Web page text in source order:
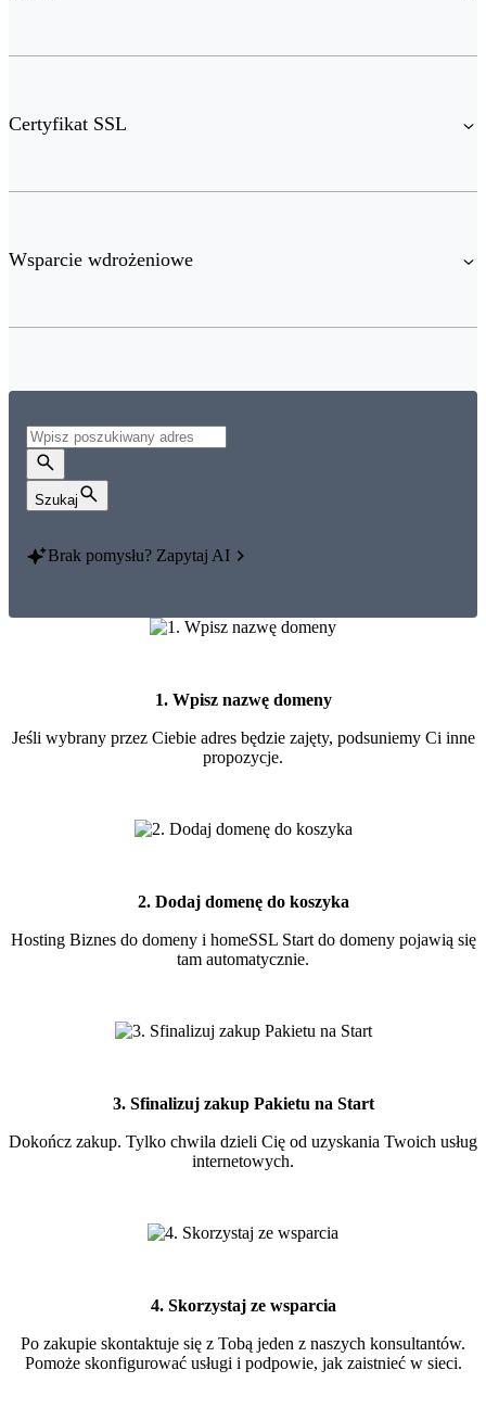
Certyfikat SSL
Wsparcie wdrożeniowe
Szukaj
Brak pomysłu? Zapytaj AI
1. Wpisz nazwę domeny
Jeśli wybrany przez Ciebie adres będzie zajęty, podsuniemy Ci inne
propozycje.
2. Dodaj domenę do koszyka
Hosting Biznes do domeny i homeSSL Start do domeny pojawią się
tam automatycznie.
3. Sfinalizuj zakup Pakietu na Start
Dokończ zakup. Tylko chwila dzieli Cię od uzyskania Twoich usług
internetowych.
4. Skorzystaj ze wsparcia
Po zakupie skontaktuje się z Tobą jeden z naszych konsultantów.
Pomoże skonfigurować usługi i podpowie, jak zaistnieć w sieci.